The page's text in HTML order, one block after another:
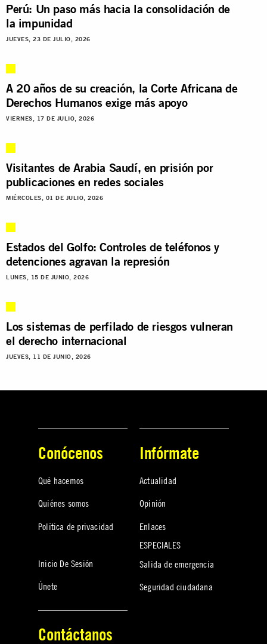
Perú: Un paso más hacia la consolidación de
la impunidad
JUEVES, 23 DE JULIO, 2026
A 20 años de su creación, la Corte Africana de
Derechos Humanos exige más apoyo
VIERNES, 17 DE JULIO, 2026
Visitantes de Arabia Saudí, en prisión por
publicaciones en redes sociales
MIÉRCOLES, 01 DE JULIO, 2026
Estados del Golfo: Controles de teléfonos y
detenciones agravan la represión
LUNES, 15 DE JUNIO, 2026
Los sistemas de perfilado de riesgos vulneran
el derecho internacional
JUEVES, 11 DE JUNIO, 2026
Conócenos
Qué hacemos
Quiénes somos
Política de privacidad
Inicio De Sesión
Únete
Infórmate
Actualidad
Opinión
Enlaces
ESPECIALES
Salida de emergencia
Seguridad ciudadana
Contáctanos